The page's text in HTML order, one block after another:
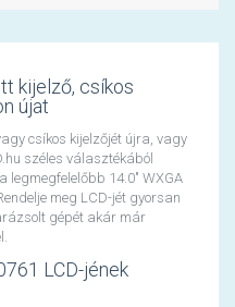
kijelző, csíkos
újat
csíkos kijelzőjét újra, vagy
széles választékából
14.0" WXGA
meg LCD-jét gyorsan
gépét akár már
LCD-jének